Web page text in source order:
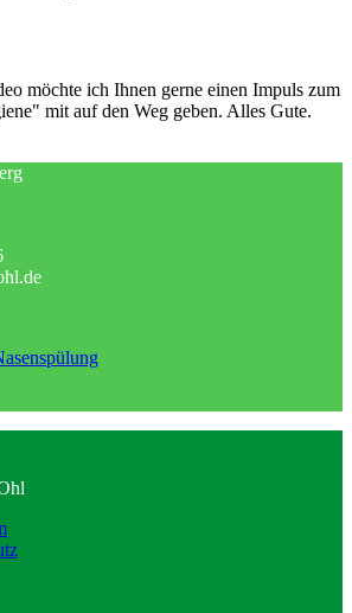
möchte ich Ihnen gerne einen Impuls zum
mit auf den Weg geben. Alles Gute.